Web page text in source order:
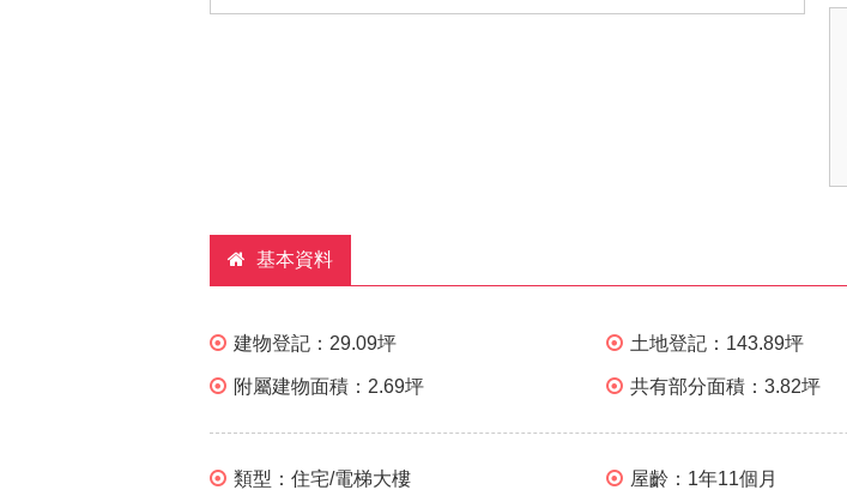
基本資料
建物登記： 29.09坪 土地登記： 143.89坪
附屬建物面積： 2.69坪 共有部分面積：3.82坪
類型： 住宅/電梯大樓 屋齡： 1年11個月